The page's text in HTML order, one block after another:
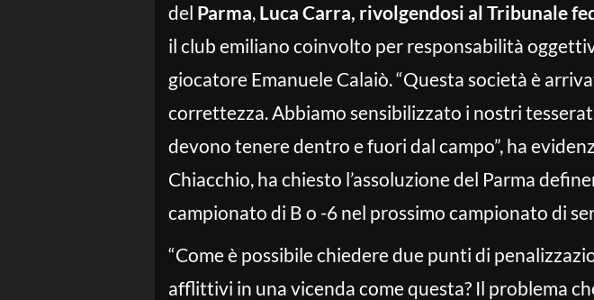
del Parma, Luca Carra, rivolgendosi al Tribunale
il club emiliano coinvolto per responsabilità
giocatore Emanuele Calaiò. “Questa società è
correttezza. Abbiamo sensibilizzato i nostri
devono tenere dentro e fuori dal campo”, ha
Chiacchio, ha chiesto l’assoluzione del Parma
campionato di B o -6 nel prossimo campionato di
“Come è possibile chiedere due punti di
afflittivi in una vicenda come questa? Il problema